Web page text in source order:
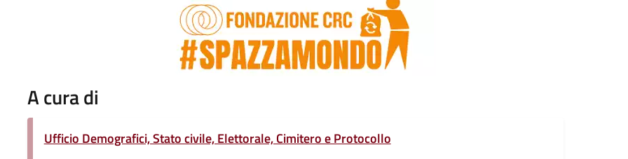
A cura di
Ufficio Demografici, Stato civile, Elettorale, Cimitero e Protocollo